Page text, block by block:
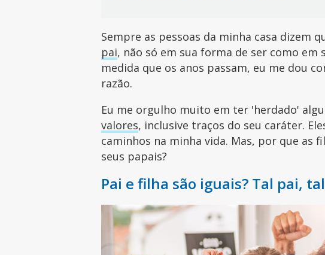
Sempre as pessoas da minha casa dizem
pai, não só em sua forma de ser como em
medida que os anos passam, eu me dou
razão.
Eu me orgulho muito em ter 'herdado'
valores, inclusive traços do seu caráter.
caminhos na minha vida. Mas, por que as
seus papais?
Pai e filha são iguais? Tal pai,